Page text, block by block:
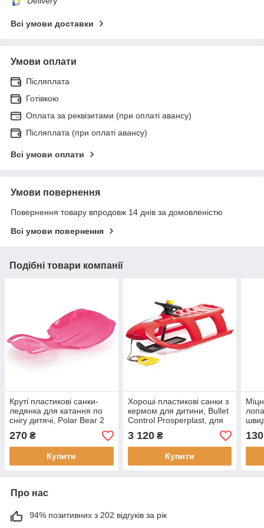
Всі умови доставки
Умови оплати
Післяплата
Готівкою
Оплата за реквізитами (при оплаті авансу)
Післяплата (при оплаті авансу)
Всі умови оплати
Умови повернення
Повернення товару впродовж 14 днів за домовленістю
Всі умови повернення
Подібні товари компанії
Круті пластикові санки-
ледянка для катання по
снігу дитячі, Polar Bear 2
Prosperplast, одномісні
Рожевий
270 ₴
Купити
Хороші пластикові санки з
кермом для дитини, Bullet
Control Prosperplast, для
прогулянок по снігу, 3,5 кг
Червоний
3 120₴
Купити
130
Про нас
94% позитивних з 202 відгуків за рік